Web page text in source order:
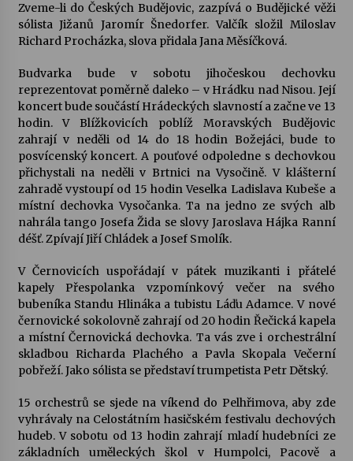
Želiv
Petr Adamec – Malovaný svět
30. 6. 2026
Zveme-li do Českých Budějovic, zazpívá o Budějické věži
sólista Jižanů Jaromír Šnedorfer. Valčík složil Miloslav
Richard Procházka, slova přidala Jana Měsíčková.
Budvarka bude v sobotu jihočeskou dechovku
reprezentovat poměrně daleko – v Hrádku nad Nisou. Její
koncert bude součástí Hrádeckých slavností a začne ve 13
hodin. V Blížkovicích poblíž Moravských Budějovic
zahrají v neděli od 14 do 18 hodin Božejáci, bude to
posvícenský koncert. A pouťové odpoledne s dechovkou
přichystali na neděli v Brtnici na Vysočině. V klášterní
zahradě vystoupí od 15 hodin Veselka Ladislava Kubeše a
místní dechovka Vysočanka. Ta na jedno ze svých alb
nahrála tango Josefa Žida se slovy Jaroslava Hájka Ranní
déšť. Zpívají Jiří Chládek a Josef Smolík.
V Černovicích uspořádají v pátek muzikanti i přátelé
kapely Přespolanka vzpomínkový večer na svého
bubeníka Standu Hlináka a tubistu Láďu Adamce. V nové
černovické sokolovně zahrají od 20 hodin Řečická kapela
a místní Černovická dechovka. Ta vás zve i orchestrální
skladbou Richarda Plachého a Pavla Skopala Večerní
pobřeží. Jako sólista se představí trumpetista Petr Dětský.
15 orchestrů se sjede na víkend do Pelhřimova, aby zde
vyhrávaly na Celostátním hasičském festivalu dechových
hudeb. V sobotu od 13 hodin zahrají mladí hudebníci ze
základních uměleckých škol v Humpolci, Pacově a